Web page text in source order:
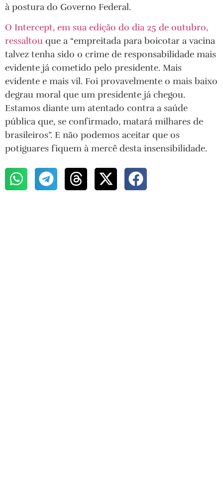
à postura do Governo Federal.
O Intercept, em sua edição do dia 25 de outubro,
ressaltou que a “empreitada para boicotar a vacina
talvez tenha sido o crime de responsabilidade mais
evidente já cometido pelo presidente. Mais
evidente e mais vil. Foi provavelmente o mais baixo
degrau moral que um presidente já chegou.
Estamos diante um atentado contra a saúde
pública que, se confirmado, matará milhares de
brasileiros”. E não podemos aceitar que os
potiguares fiquem à mercê desta insensibilidade.